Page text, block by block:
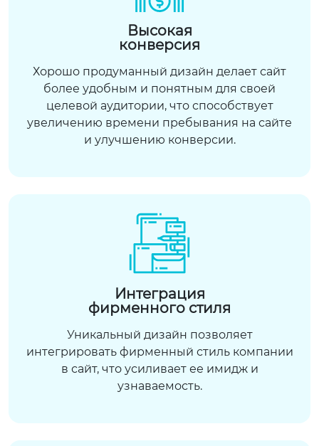
Высокая
конверсия
Хорошо продуманный дизайн делает сайт
более удобным и понятным для своей
целевой аудитории, что способствует
увеличению времени пребывания на сайте
и улучшению конверсии.
Интеграция
фирменного стиля
Уникальный дизайн позволяет
интегрировать фирменный стиль компании
в сайт, что усиливает ее имидж и
узнаваемость.